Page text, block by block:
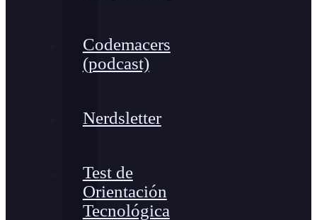
Codemacers
(podcast)
Nerdsletter
Test de
Orientación
Tecnológica